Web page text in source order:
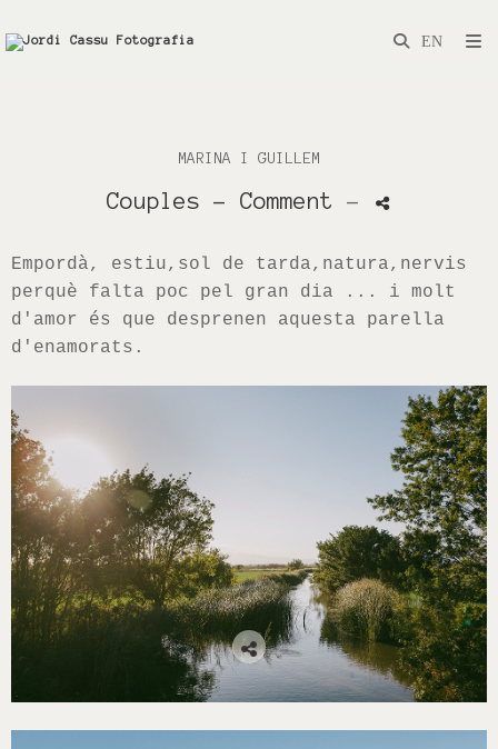
MARINA I GUILLEM
Couples - Comment -
Empordà, estiu,sol de tarda,natura,nervis
perquè falta poc pel gran dia ... i molt
d'amor és que desprenen aquesta parella
d'enamorats.